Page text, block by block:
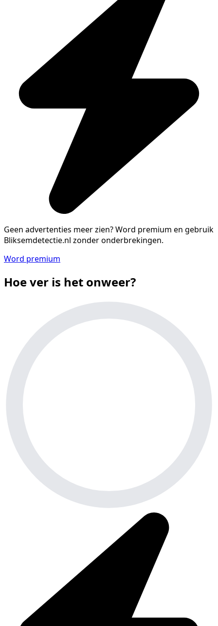
Geen advertenties meer zien?Word premium en gebruik
Bliksemdetectie.nl zonder onderbrekingen.
Word premium
Hoe ver is het onweer?